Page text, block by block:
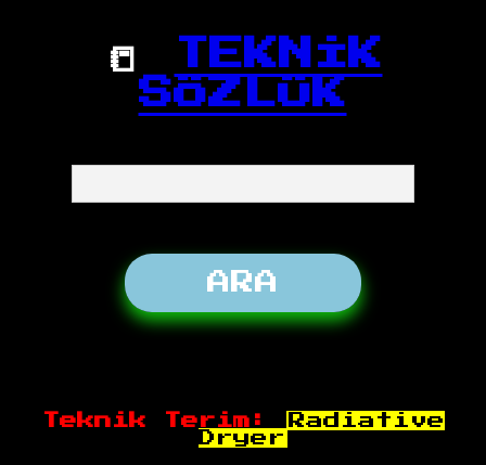
📒
TEKNİK
SÖZLÜK
Teknik Terim:
Radiative
Dryer